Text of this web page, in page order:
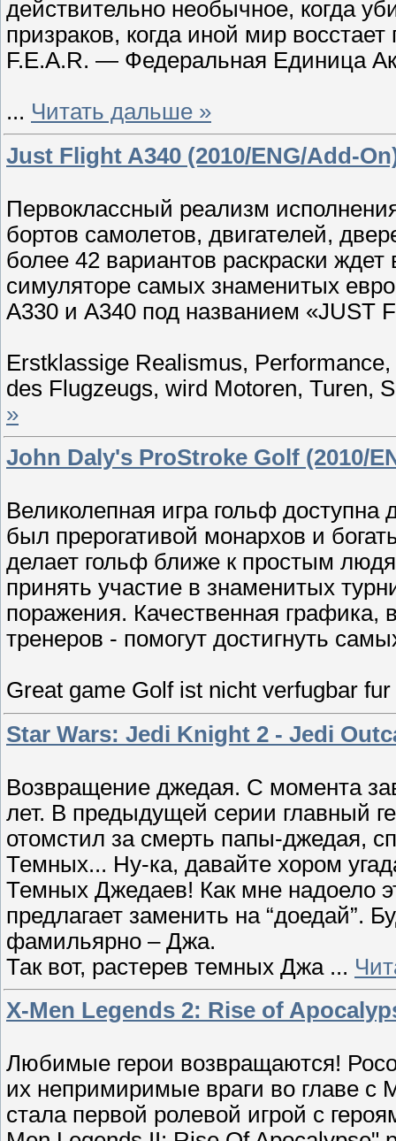
действительно необычное, когда
призраков, когда иной мир
F.E.A.R. — Федеральная Единица
... Читать дальше »
Just Flight A340 (2010/ENG/Add-
Первоклассный реализм
бортов самолетов, двигателей,
более 42 вариантов раскраски
симуляторе самых знаменитых
A330 и А340 под названием «JUST
Erstklassige Realismus,
des Flugzeugs, wird Motoren, Turen,
»
John Daly's ProStroke Golf (2010/
Великолепная игра гольф доступна
был прерогативой монархов и
делает гольф ближе к простым
принять участие в знаменитых
поражения. Качественная графика,
тренеров - помогут достигнуть
Great game Golf ist nicht verfugbar
Star Wars: Jedi Knight 2 - Jedi
Возвращение джедая. С момента
лет. В предыдущей серии главный
отомстил за смерть папы-джедая,
Темных... Ну-ка, давайте хором
Темных Джедаев! Как мне надоело
предлагает заменить на “доедай”.
фамильярно – Джа.
Так вот, растерев темных Джа ...
X-Men Legends 2: Rise of
Любимые герои возвращаются!
их непримиримые враги во главе с
стала первой ролевой игрой с